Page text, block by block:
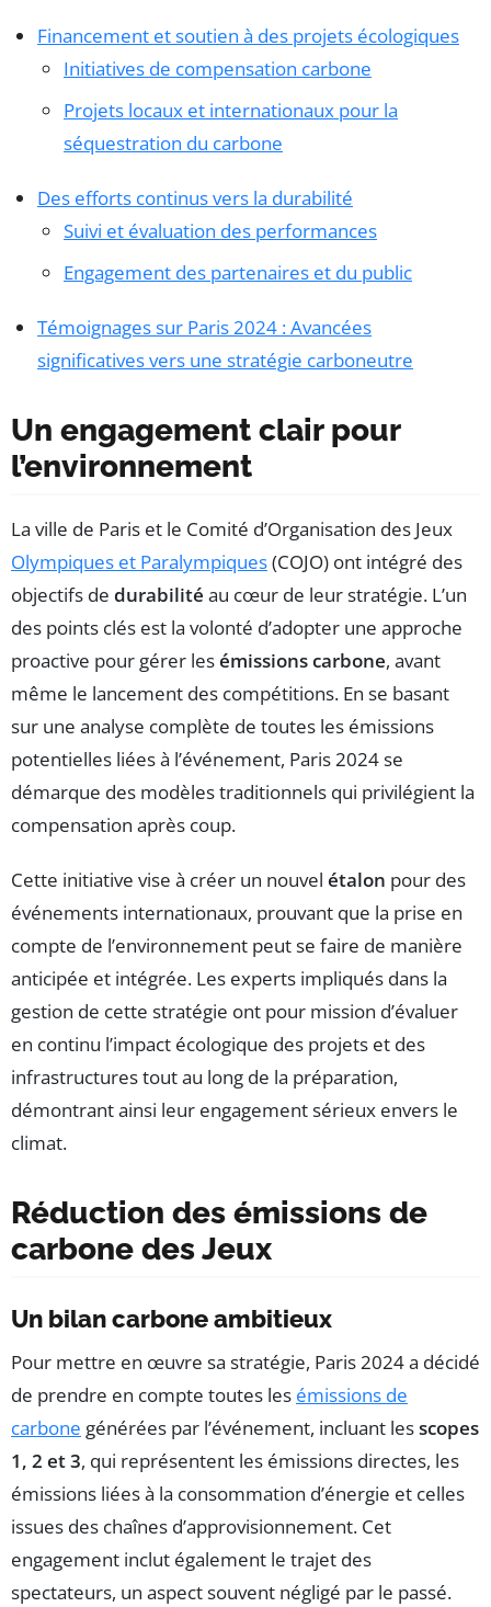
Financement et soutien à des projets écologiques
Initiatives de compensation carbone
Projets locaux et internationaux pour la
séquestration du carbone
Des efforts continus vers la durabilité
Suivi et évaluation des performances
Engagement des partenaires et du public
Témoignages sur Paris 2024 : Avancées
significatives vers une stratégie carboneutre
Un engagement clair pour
l’environnement
La ville de Paris et le Comité d’Organisation des Jeux
Olympiques et Paralympiques(COJO) ont intégré des
objectifs de durabilité au cœur de leur stratégie. L’un
des points clés est la volonté d’adopter une approche
proactive pour gérer lesémissions carbone, avant
même le lancement des compétitions. En se basant
sur une analyse complète de toutes les émissions
potentielles liées à l’événement, Paris 2024 se
démarque des modèles traditionnels qui privilégient la
compensation après coup.
Cette initiative vise à créer un nouvel étalon pour des
événements internationaux, prouvant que la prise en
compte de l’environnement peut se faire de manière
anticipée et intégrée. Les experts impliqués dans la
gestion de cette stratégie ont pour mission d’évaluer
en continu l’impact écologique des projets et des
infrastructures tout au long de la préparation,
démontrant ainsi leur engagement sérieux envers le
climat.
Réduction des émissions de
carbone des Jeux
Un bilan carbone ambitieux
Pour mettre en œuvre sa stratégie, Paris 2024 a décidé
de prendre en compte toutes les émissions de
carbone générées par l’événement, incluant lesscopes
1, 2 et 3, qui représentent les émissions directes, les
émissions liées à la consommation d’énergie et celles
issues des chaînes d’approvisionnement. Cet
engagement inclut également le trajet des
spectateurs, un aspect souvent négligé par le passé.